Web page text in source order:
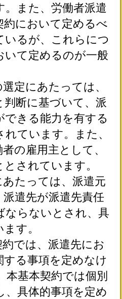
。また、労働者派遣
約において定めるべ
いるが、これらにつ
いて定めるのが一般
定にあたっては、
断に基づいて、派
きる能力を有する
ています。また、
の雇用主として、
されています。
たっては、派遣元
遣先が派遣先責任
ならないとされ、具
す。
では、派遣先にお
る事項を定めなけ
基本契約では個別
具体的事項を定め